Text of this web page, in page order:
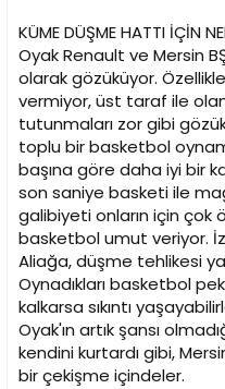
KÜME DÜŞME HATTI İÇİN
Oyak Renault ve Mersin
olarak gözüküyor.
vermiyor, üst taraf ile olan
tutunmaları zor gibi
toplu bir basketbol
başına göre daha iyi bir
son saniye basketi ile
galibiyeti onların için çok
basketbol umut veriyor.
Aliağa, düşme tehlikesi
Oynadıkları basketbol
kalkarsa sıkıntı
Oyak'ın artık şansı
kendini kurtardı gibi,
bir çekişme içindeler.